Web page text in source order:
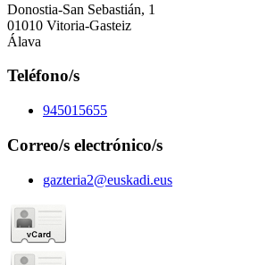
Donostia-San Sebastián, 1
01010 Vitoria-Gasteiz
Álava
Teléfono/s
945015655
Correo/s electrónico/s
gazteria2@euskadi.eus